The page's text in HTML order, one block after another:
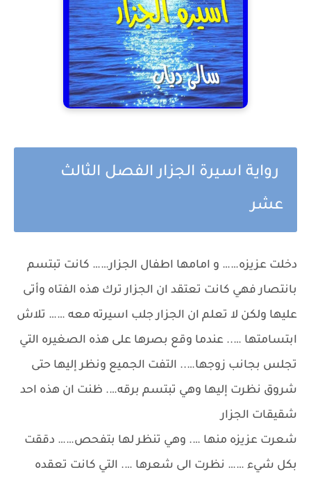
رواية اسيرة الجزار الفصل الثالث
عشر
دخلت عزيزه…… و امامها اطفال الجزار…… كانت تبتسم
بانتصار فهي كانت تعتقد ان الجزار ترك هذه الفتاه وأتى
عليها ولكن لا تعلم ان الجزار جلب اسيرته معه …… تلاش
ابتسامتها ….. عندما وقع بصرها على هذه الصغيره التي
تجلس بجانب زوجها….. التفت الجميع ونظر إليها حتى
شروق نظرت إليها وهي تبتسم برقه…. ظنت ان هذه احد
شقيقات الجزار
شعرت عزيزه منها …. وهي تنظر لها بتفحص…… دققت
بكل شيء …… نظرت الى شعرها …. التي كانت تعقده